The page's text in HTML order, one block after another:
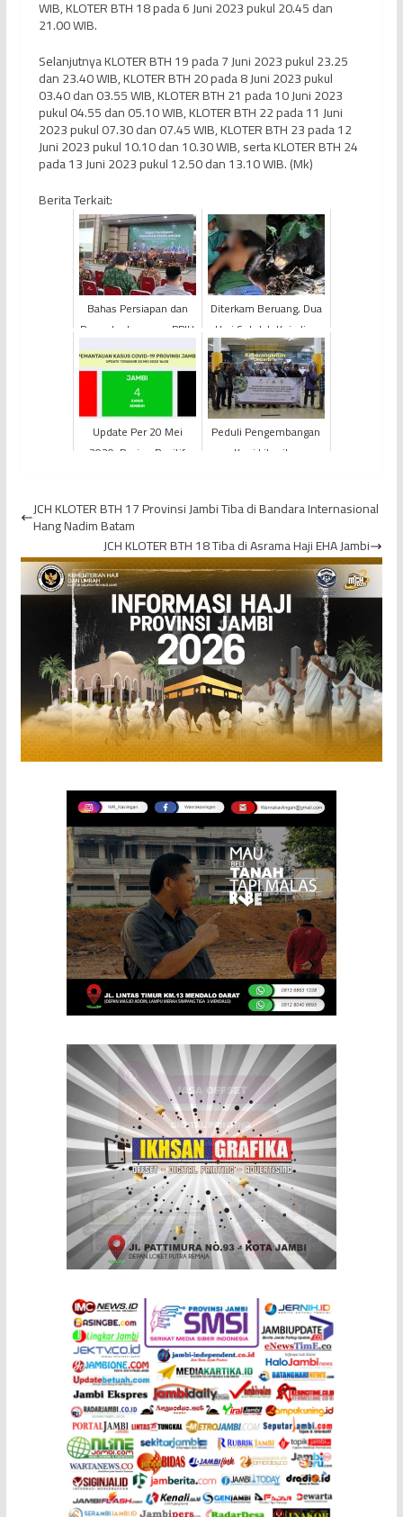
WIB, KLOTER BTH 18 pada 6 Juni 2023 pukul 20.45 dan
21.00 WIB.
Selanjutnya KLOTER BTH 19 pada 7 Juni 2023 pukul 23.25
dan 23.40 WIB, KLOTER BTH 20 pada 8 Juni 2023 pukul
03.40 dan 03.55 WIB, KLOTER BTH 21 pada 10 Juni 2023
pukul 04.55 dan 05.10 WIB, KLOTER BTH 22 pada 11 Juni
2023 pukul 07.30 dan 07.45 WIB, KLOTER BTH 23 pada 12
Juni 2023 pukul 10.10 dan 10.30 WIB, serta KLOTER BTH 24
pada 13 Juni 2023 pukul 12.50 dan 13.10 WIB. (Mk)
Berita Terkait:
Bahas Persiapan dan
Prosedur Layanan, PPIH
Provinsi Jambi Gelar
Rapat Teknis
Pemulang...
Diterkam Beruang, Dua
Hari Setelah Kejadian
Korban Baru Peroleh
Penanganan
Update Per 20 Mei
2020: Pasien Positif
Peduli Pengembangan
Kopi Liberika,
Kelomp...
JCH KLOTER BTH 17 Provinsi Jambi Tiba di Bandara Internasional
Hang Nadim Batam
JCH KLOTER BTH 18 Tiba di Asrama Haji EHA Jambi